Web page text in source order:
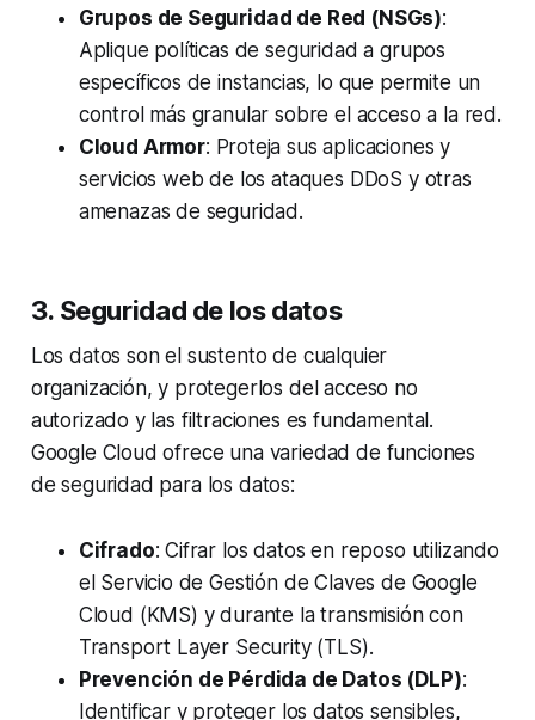
Grupos de Seguridad de Red (NSGs):
Aplique políticas de seguridad a grupos
específicos de instancias, lo que permite un
control más granular sobre el acceso a la red.
Cloud Armor: Proteja sus aplicaciones y
servicios web de los ataques DDoS y otras
amenazas de seguridad.
3. Seguridad de los datos
Los datos son el sustento de cualquier
organización, y protegerlos del acceso no
autorizado y las filtraciones es fundamental.
Google Cloud ofrece una variedad de funciones
de seguridad para los datos:
Cifrado: Cifrar los datos en reposo utilizando
el Servicio de Gestión de Claves de Google
Cloud (KMS) y durante la transmisión con
Transport Layer Security (TLS).
Prevención de Pérdida de Datos (DLP):
Identificar y proteger los datos sensibles,